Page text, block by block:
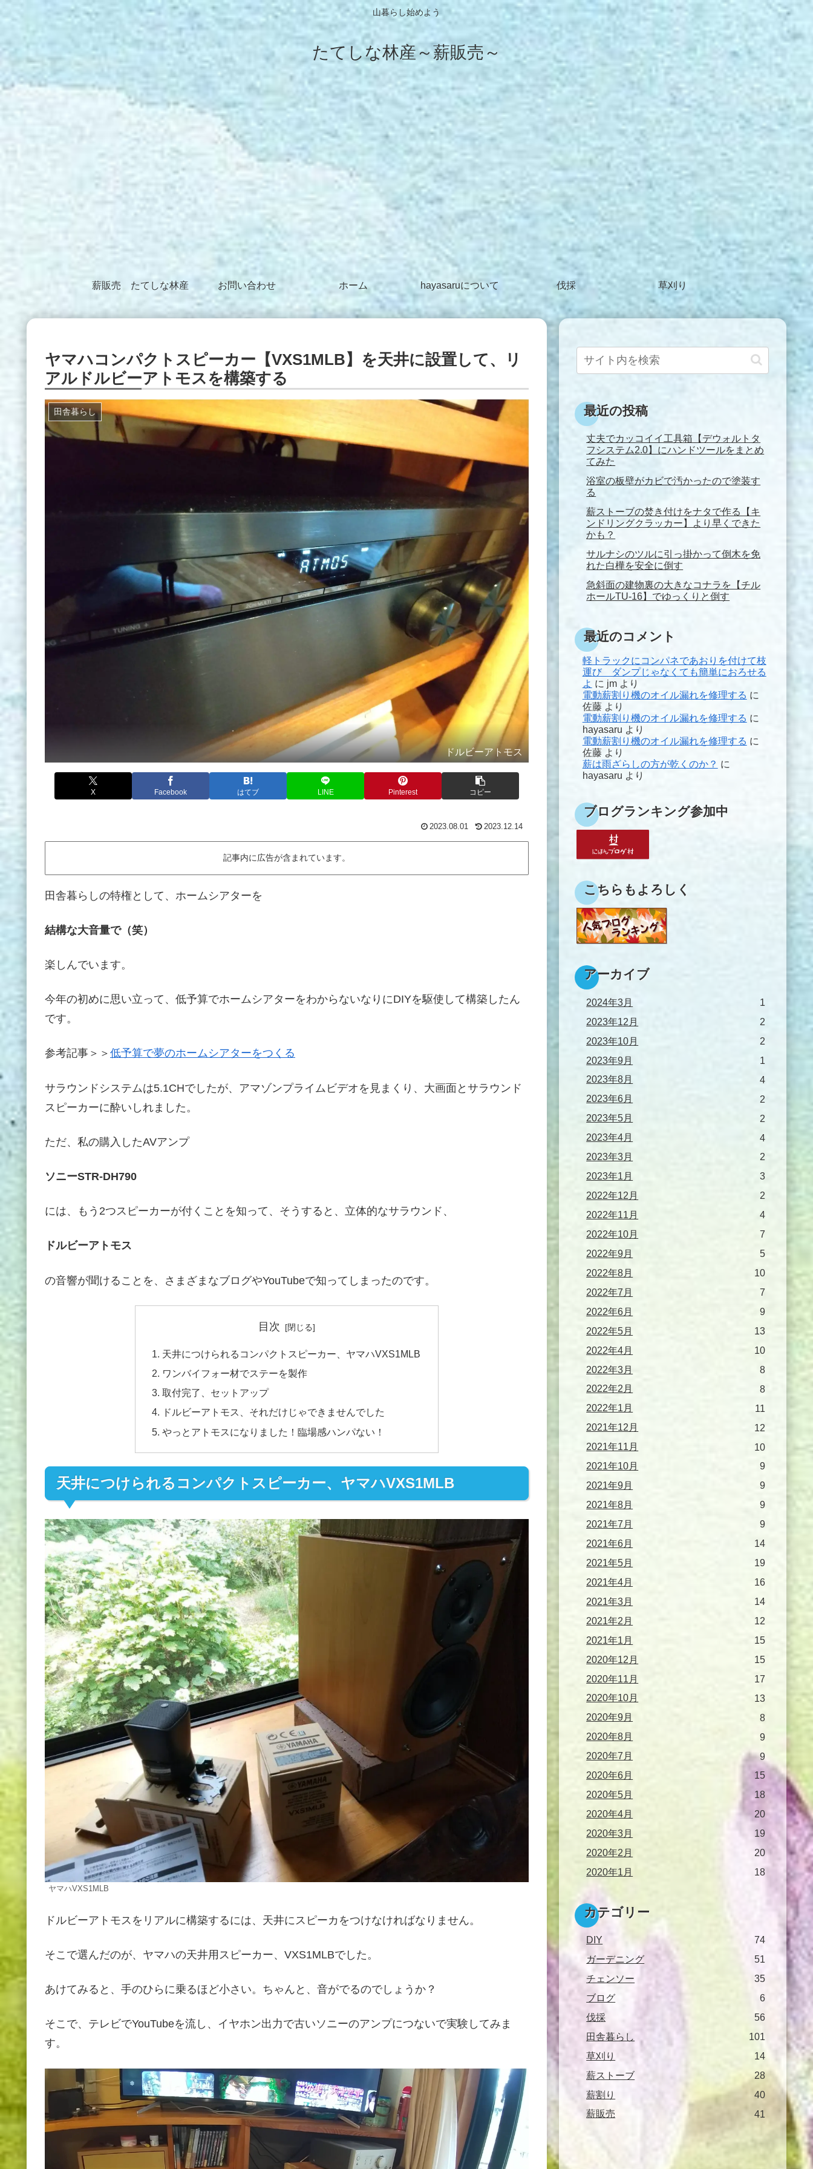
山暮らし始めよう
たてしな林産～薪販売～
薪販売 たてしな林産 お問い合わせ ホーム hayasaruについて 伐採 草刈り
ヤマハコンパクトスピーカー【VXS1MLB】を天井に設置して、リ
アルドルビーアトモスを構築する
田舎暮らし
ドルビーアトモス
X Facebook はてブ LINE Pinterest コピー
2023.08.01 2023.12.14
記事内に広告が含まれています。
田舎暮らしの特権として、ホームシアターを
結構な大音量で（笑）
楽しんでいます。
今年の初めに思い立って、低予算でホームシアターをわからないなりにDIYを駆使して構築したん
です。
参考記事＞＞ 低予算で夢のホームシアターをつくる
サラウンドシステムは5.1CHでしたが、アマゾンプライムビデオを見まくり、大画面とサラウンド
スピーカーに酔いしれました。
ただ、私の購入したAVアンプ
ソニーSTR-DH790
には、もう2つスピーカーが付くことを知って、そうすると、立体的なサラウンド、
ドルビーアトモス
の音響が聞けることを、さまざまなブログやYouTubeで知ってしまったのです。
目次
天井につけられるコンパクトスピーカー、ヤマハVXS1MLB
ワンバイフォー材でステーを製作
取付完了、セットアップ
ドルビーアトモス、それだけじゃできませんでした
やっとアトモスになりました！臨場感ハンパない！
天井につけられるコンパクトスピーカー、ヤマハVXS1MLB
ヤマハVXS1MLB
ドルビーアトモスをリアルに構築するには、天井にスピーカをつけなければなりません。
そこで選んだのが、ヤマハの天井用スピーカー、VXS1MLBでした。
あけてみると、手のひらに乗るほど小さい。ちゃんと、音がでるのでしょうか？
そこで、テレビでYouTubeを流し、イヤホン出力で古いソニーのアンプにつないで実験してみま
す。
最近の投稿
丈夫でカッコイイ工具箱【デウォルトタ
フシステム2.0】にハンドツールをまとめ
てみた
浴室の板壁がカビで汚かったので塗装す
る
薪ストーブの焚き付けをナタで作る【キ
ンドリングクラッカー】より早くできた
かも？
サルナシのツルに引っ掛かって倒木を免
れた白樺を安全に倒す
急斜面の建物裏の大きなコナラを【チル
ホールTU-16】でゆっくりと倒す
最近のコメント
軽トラックにコンパネであおりを付けて枝
運び ダンプじゃなくても簡単におろせる
よ に jmより
電動薪割り機のオイル漏れを修理する に
佐藤より
電動薪割り機のオイル漏れを修理する に
hayasaru より
電動薪割り機のオイル漏れを修理する に
佐藤より
薪は雨ざらしの方が乾くのか？ に
hayasaru より
ブログランキング参加中
こちらもよろしく
アーカイブ
2024年3月
1
2023年12月
2
2023年10月
2
2023年9月
1
2023年8月
4
2023年6月
2
2023年5月
2
2023年4月
4
2023年3月
2
2023年1月
3
2022年12月
2
2022年11月
4
2022年10月
7
2022年9月
5
2022年8月
10
2022年7月
7
2022年6月
9
2022年5月
13
2022年4月
10
2022年3月
8
2022年2月
8
2022年1月
11
2021年12月
12
2021年11月
10
2021年10月
9
2021年9月
9
2021年8月
9
2021年7月
9
2021年6月
14
2021年5月
19
2021年4月
16
2021年3月
14
2021年2月
12
2021年1月
15
2020年12月
15
2020年11月
17
2020年10月
13
2020年9月
8
2020年8月
9
2020年7月
9
2020年6月
15
2020年5月
18
2020年4月
20
2020年3月
19
2020年2月
20
2020年1月
18
カテゴリー
DIY
74
ガーデニング
51
チェンソー
35
ブログ
6
伐採
56
田舎暮らし
101
草刈り
14
薪ストーブ
28
薪割り
40
薪販売
41